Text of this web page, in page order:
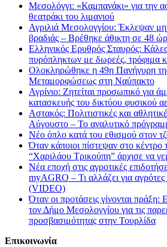
Μεσολόγγι: «Καμπανάκι» για την
θεατράκι του λιμανιού
Αγριλιά Μεσολογγίου: Έκλεψαν
βραδιάς – Βρέθηκε άθικτη σε 48
Ελληνικός Ερυθρός Σταυρός:
πυρόπληκτων με δωρεές, τρόφιμα
Ολοκληρώθηκε η 49η Πανήγυρη
Μεταμορφώσεως στη Ναύπακτο
Αγρίνιο: Ζητείται προσωπικό για
κατασκευής του δικτύου φυσικού
Αστακός: Πολιτιστικές και
Αύγουστο – Το αναλυτικό
Νέο όπλο κατά του εθισμού στον
Όταν κάποιοι πίστεψαν στο
“Χαριλάου Τρικούπη” άρχισε να
Νέα εποχή στις αγροτικές
myAGRO – Τι αλλάζει για αγρότες
(VIDEO)
Όταν οι προτάσεις γίνονται πράξη:
τον Δήμο Μεσολογγίου για τις
προσβασιμότητας στην Τουρλίδα
Επικοινωνία